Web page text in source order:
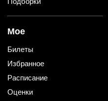
Мое
Билеты
Избранное
Расписание
Оценки